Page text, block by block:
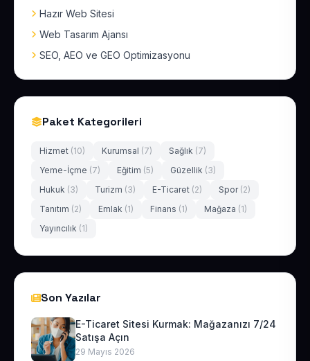
Hazır Web Sitesi
Web Tasarım Ajansı
SEO, AEO ve GEO Optimizasyonu
Paket Kategorileri
Hizmet (10) Kurumsal (7) Sağlık (7)
Yeme-İçme (7) Eğitim (5) Güzellik (3)
Hukuk (3) Turizm (3) E-Ticaret (2) Spor (2)
Tanıtım (2) Emlak (1) Finans (1) Mağaza (1)
Yayıncılık (1)
Son Yazılar
E-Ticaret Sitesi Kurmak: Mağazanızı 7/24
Satışa Açın
29 Mayıs 2026